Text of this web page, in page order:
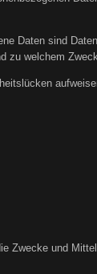
Daten sind
zu welchem
und